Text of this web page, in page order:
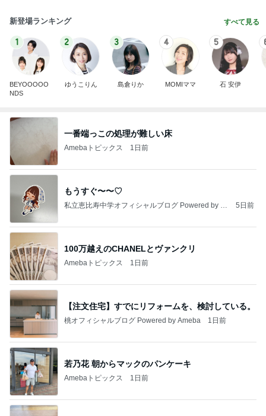
新登場ランキング すべて見る
1
BEYOOOOO
NDS
2
ゆうこりん
3
島倉りか
4
MOMIママ
5
石 安伊
一番端っこの処理が難しい床
Amebaトピックス 1日前
もうすぐ〜〜♡
私立恵比寿中学オフィシャルブログ Powered by A
5日前
100万越えのCHANELとヴァンクリ
Amebaトピックス 1日前
【注文住宅】すでにリフォームを、検討している。
桃オフィシャルブログ Powered by Ameba 1日前
若乃花 朝からマックのパンケーキ
Amebaトピックス 1日前